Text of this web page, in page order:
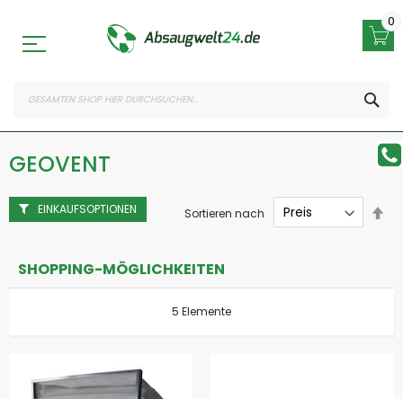
0
GEOVENT
5 Elemente
Sortieren nach
EINKAUFSOPTIONEN
SHOPPING-MÖGLICHKEITEN